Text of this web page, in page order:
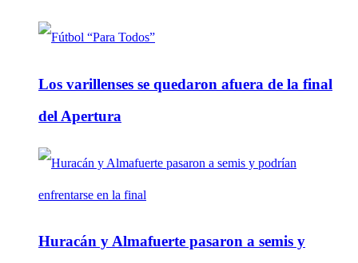
Los varillenses se quedaron afuera de la final
del Apertura
Huracán y Almafuerte pasaron a semis y